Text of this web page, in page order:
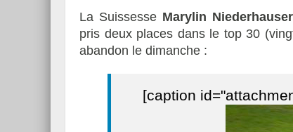
La Suissesse Marylin Niederhauser
pris deux places dans le top 30
abandon le dimanche :
[caption